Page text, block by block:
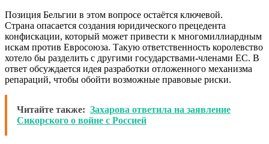
Позиция Бельгии в этом вопросе остаётся ключевой.
Страна опасается создания юридического прецедента
конфискации, который может привести к многомиллиардным
искам против Евросоюза. Такую ответственность королевство
хотело бы разделить с другими государствами-членами ЕС. В
ответ обсуждается идея разработки отложенного механизма
репараций, чтобы обойти возможные правовые риски.
Читайте также: Захарова ответила на заявление
Сикорского о войне с Россией